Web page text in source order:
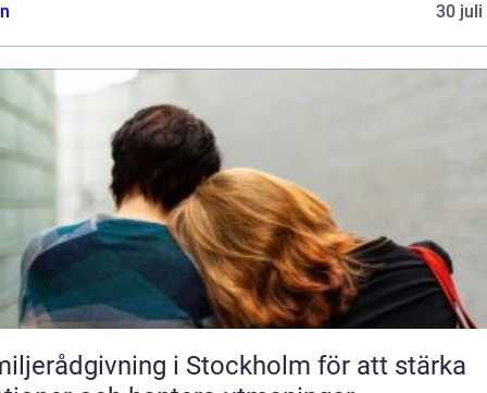
30 juli
i Stockholm för att stärka